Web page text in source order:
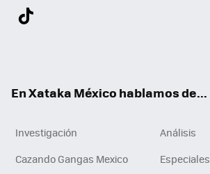
En Xataka México hablamos de...
Investigación
Análisis
Cazando Gangas Mexico
Especiales